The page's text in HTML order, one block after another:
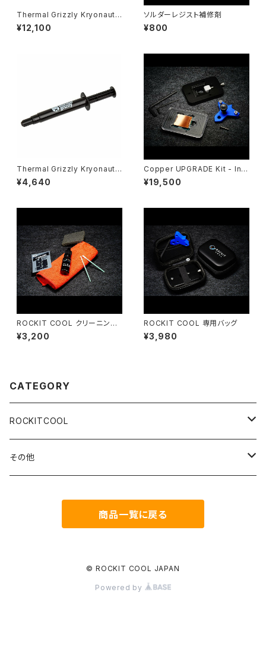
Thermal Grizzly Kryonaut t
hermal compound - 37gra
ms / 10ml
¥12,100
ソルダーレジスト補修剤
¥800
Thermal Grizzly Kryonaut t
hermal compound - 11.1gra
ms / 3ml
¥4,640
Copper UPGRADE Kit - Inte
l 9th Gen（9th Gen Copper
Upgrade Kit）
¥19,500
ROCKIT COOL クリーニング
キット
¥3,200
ROCKIT COOL 専用バッグ
¥3,980
CATEGORY
ROCKITCOOL
Delid＆Relid
その他
商品一覧に戻る
© ROCKIT COOL JAPAN
Powered by